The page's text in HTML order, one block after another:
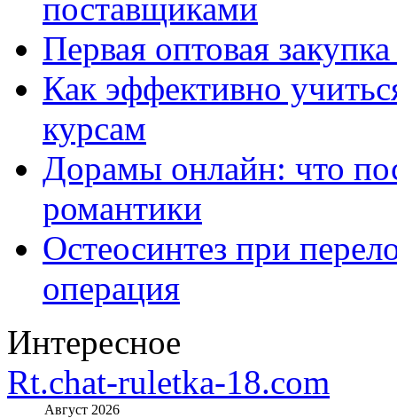
поставщиками
Первая оптовая
Как эффективно
курсам
Дорамы онлайн: что
романтики
Остеосинтез при
операция
Интересное
Rt.chat-ruletka-18.com
Август 2026